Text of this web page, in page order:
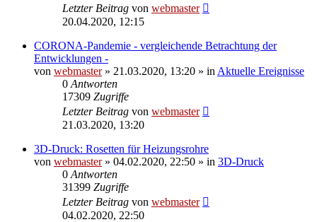
Letzter Beitrag von webmaster
20.04.2020, 12:15
CORONA-Pandemie - vergleichende Betrachtung der
Entwicklungen -
von webmaster» 21.03.2020, 13:20 » in Aktuelle Ereignisse
0 Antworten
17309 Zugriffe
Letzter Beitrag von webmaster
21.03.2020, 13:20
3D-Druck: Rosetten für Heizungsrohre
von webmaster» 04.02.2020, 22:50 » in 3D-Druck
0 Antworten
31399 Zugriffe
Letzter Beitrag von webmaster
04.02.2020, 22:50